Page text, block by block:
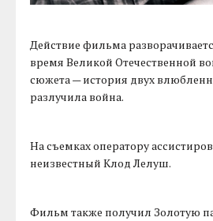
Действие фильма
время Великой Отечественной
сюжета — история двух
разлучила война.
На съемках оператору
неизвестный Клод Лелуш.
Фильм также получил Золотую